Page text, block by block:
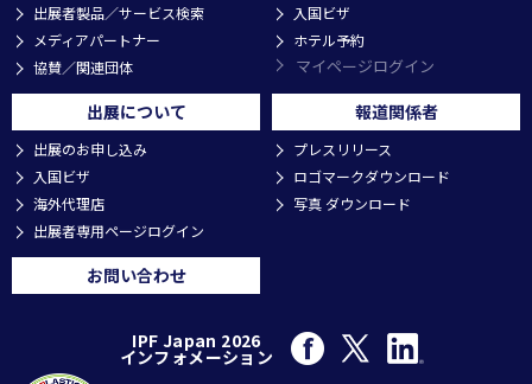
出展者製品／サービス検索
メディアパートナー
協賛／関連団体
入国ビザ
ホテル予約
マイページログイン
出展について
出展のお申し込み
入国ビザ
海外代理店
出展者専用ページログイン
報道関係者
プレスリリース
ロゴマークダウンロード
写真 ダウンロード
お問い合わせ
IPF Japan 2026
インフォメーション